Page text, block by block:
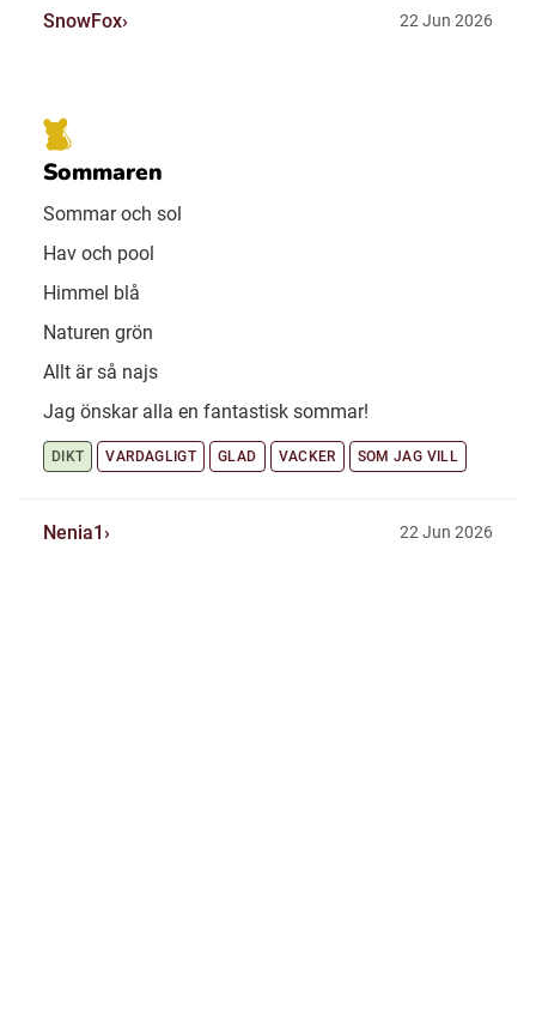
SnowFox 22 Jun 2026
Sommaren
Sommar och sol
Hav och pool
Himmel blå
Naturen grön
Allt är så najs
Jag önskar alla en fantastisk sommar!
DIKT VARDAGLIGT GLAD VACKER SOM JAG VILL
Nenia1 22 Jun 2026